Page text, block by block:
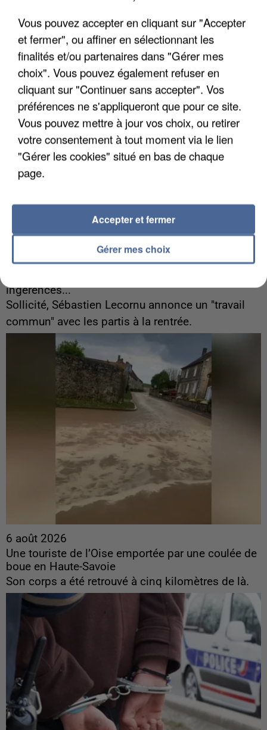
Un cofondateur du réseau avait été interpellé
quelques jours plus tôt.
6 août 2026
ingérences...
Sollicité, Sébastien Lecornu annonce un "travail
commun" avec les partis à la rentrée.
6 août 2026
Une touriste de l’Oise emportée par une coulée de
boue en Haute-Savoie
Son corps a été retrouvé à cinq kilomètres de là.
Vous pouvez accepter en cliquant sur "Accepter
et fermer", ou affiner en sélectionnant les
finalités et/ou partenaires dans "Gérer mes
choix". Vous pouvez également refuser en
cliquant sur "Continuer sans accepter". Vos
préférences ne s'appliqueront que pour ce site.
Vous pouvez mettre à jour vos choix, ou retirer
votre consentement à tout moment via le lien
"Gérer les cookies" situé en bas de chaque
page.
Gérer mes choix
Accepter et fermer